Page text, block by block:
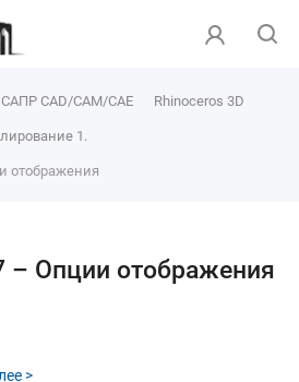
САПР CAD/CAM/CAE Rhinoceros 3D
1.
отображения
– Опции отображения
>